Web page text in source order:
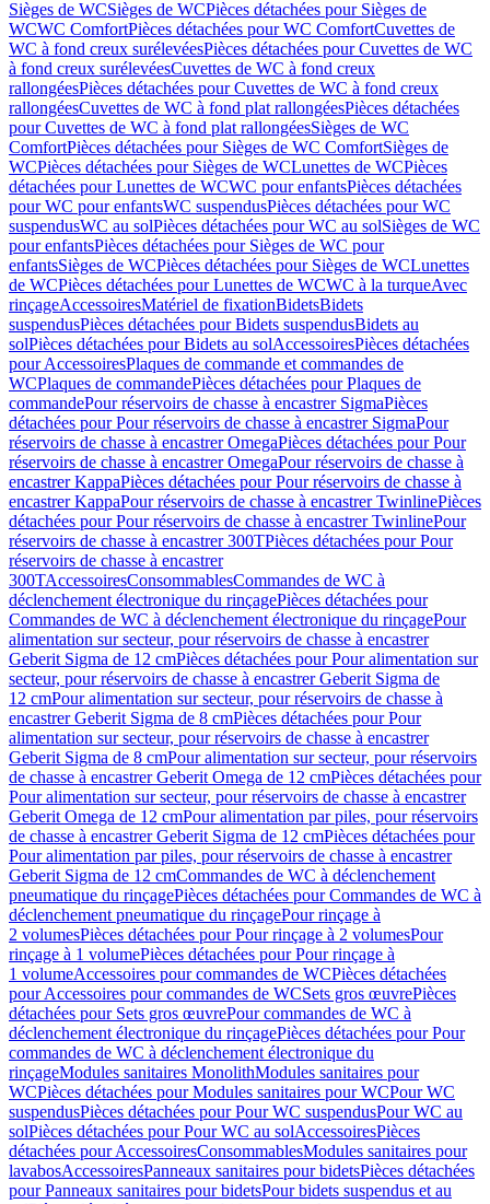
Sièges de WCSièges de WCPièces détachées pour Sièges de
WCWC ComfortPièces détachées pour WC ComfortCuvettes de
WC à fond creux surélevéesPièces détachées pour Cuvettes de WC
à fond creux surélevéesCuvettes de WC à fond creux
rallongéesPièces détachées pour Cuvettes de WC à fond creux
rallongéesCuvettes de WC à fond plat rallongéesPièces détachées
pour Cuvettes de WC à fond plat rallongéesSièges de WC
ComfortPièces détachées pour Sièges de WC ComfortSièges de
WCPièces détachées pour Sièges de WCLunettes de WCPièces
détachées pour Lunettes de WCWC pour enfantsPièces détachées
pour WC pour enfantsWC suspendusPièces détachées pour WC
suspendusWC au solPièces détachées pour WC au solSièges de WC
pour enfantsPièces détachées pour Sièges de WC pour
enfantsSièges de WCPièces détachées pour Sièges de WCLunettes
de WCPièces détachées pour Lunettes de WCWC à la turqueAvec
rinçageAccessoiresMatériel de fixationBidetsBidets
suspendusPièces détachées pour Bidets suspendusBidets au
solPièces détachées pour Bidets au solAccessoiresPièces détachées
pour AccessoiresPlaques de commande et commandes de
WCPlaques de commandePièces détachées pour Plaques de
commandePour réservoirs de chasse à encastrer SigmaPièces
détachées pour Pour réservoirs de chasse à encastrer SigmaPour
réservoirs de chasse à encastrer OmegaPièces détachées pour Pour
réservoirs de chasse à encastrer OmegaPour réservoirs de chasse à
encastrer KappaPièces détachées pour Pour réservoirs de chasse à
encastrer KappaPour réservoirs de chasse à encastrer TwinlinePièces
détachées pour Pour réservoirs de chasse à encastrer TwinlinePour
réservoirs de chasse à encastrer 300TPièces détachées pour Pour
réservoirs de chasse à encastrer
300TAccessoiresConsommablesCommandes de WC à
déclenchement électronique du rinçagePièces détachées pour
Commandes de WC à déclenchement électronique du rinçagePour
alimentation sur secteur, pour réservoirs de chasse à encastrer
Geberit Sigma de 12 cmPièces détachées pour Pour alimentation sur
secteur, pour réservoirs de chasse à encastrer Geberit Sigma de
12 cmPour alimentation sur secteur, pour réservoirs de chasse à
encastrer Geberit Sigma de 8 cmPièces détachées pour Pour
alimentation sur secteur, pour réservoirs de chasse à encastrer
Geberit Sigma de 8 cmPour alimentation sur secteur, pour réservoirs
de chasse à encastrer Geberit Omega de 12 cmPièces détachées pour
Pour alimentation sur secteur, pour réservoirs de chasse à encastrer
Geberit Omega de 12 cmPour alimentation par piles, pour réservoirs
de chasse à encastrer Geberit Sigma de 12 cmPièces détachées pour
Pour alimentation par piles, pour réservoirs de chasse à encastrer
Geberit Sigma de 12 cmCommandes de WC à déclenchement
pneumatique du rinçagePièces détachées pour Commandes de WC à
déclenchement pneumatique du rinçagePour rinçage à
2 volumesPièces détachées pour Pour rinçage à 2 volumesPour
rinçage à 1 volumePièces détachées pour Pour rinçage à
1 volumeAccessoires pour commandes de WCPièces détachées
pour Accessoires pour commandes de WCSets gros œuvrePièces
détachées pour Sets gros œuvrePour commandes de WC à
déclenchement électronique du rinçagePièces détachées pour Pour
commandes de WC à déclenchement électronique du
rinçageModules sanitaires MonolithModules sanitaires pour
WCPièces détachées pour Modules sanitaires pour WCPour WC
suspendusPièces détachées pour Pour WC suspendusPour WC au
solPièces détachées pour Pour WC au solAccessoiresPièces
détachées pour AccessoiresConsommablesModules sanitaires pour
lavabosAccessoiresPanneaux sanitaires pour bidetsPièces détachées
pour Panneaux sanitaires pour bidetsPour bidets suspendus et au